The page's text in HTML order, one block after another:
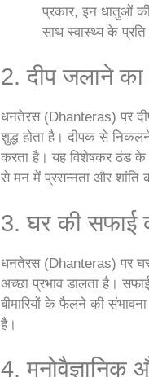
प्रकार, इन धातुओं की
साथ स्वास्थ्य के
2. दीप जलाने का
धनतेरस (Dhanteras) पर
शुद्ध होता है। दीपक से
करता है। यह विशेषकर ठंड के
से मन में प्रसन्नता और शांति
3. घर की सफाई
धनतेरस (Dhanteras) पर
अच्छा प्रभाव डालता है।
बीमारियों के फैलने की
है।
4. मनोवैज्ञानिक